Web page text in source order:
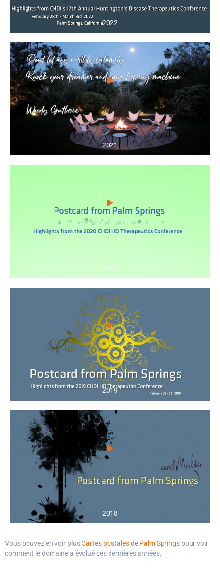
2022
2021
2020
2019
2018
Vous pouvez en voir plusCartes postales de Palm Springs pour voir
comment le domaine a évolué ces dernières années.